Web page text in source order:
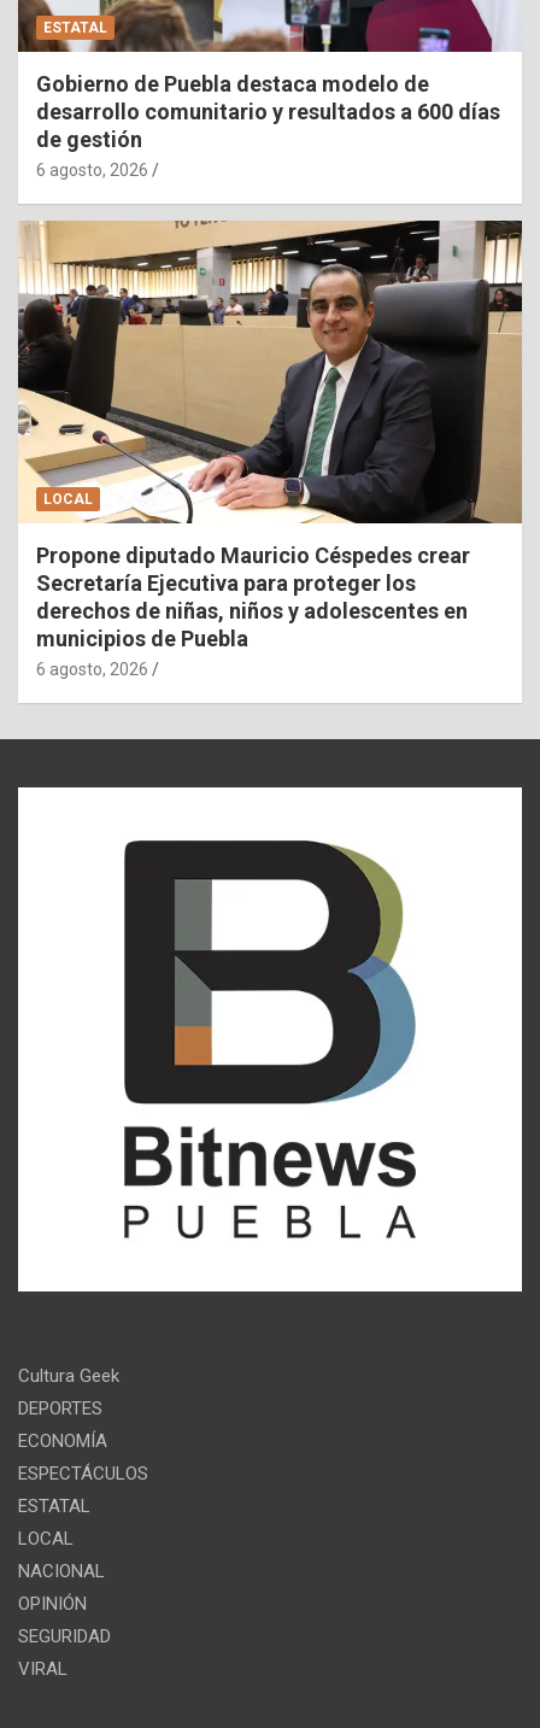
ESTATAL
Gobierno de Puebla destaca modelo de
desarrollo comunitario y resultados a 600 días
de gestión
6 agosto, 2026
LOCAL
Propone diputado Mauricio Céspedes crear
Secretaría Ejecutiva para proteger los
derechos de niñas, niños y adolescentes en
municipios de Puebla
6 agosto, 2026
Cultura Geek
DEPORTES
ECONOMÍA
ESPECTÁCULOS
ESTATAL
LOCAL
NACIONAL
OPINIÓN
SEGURIDAD
VIRAL